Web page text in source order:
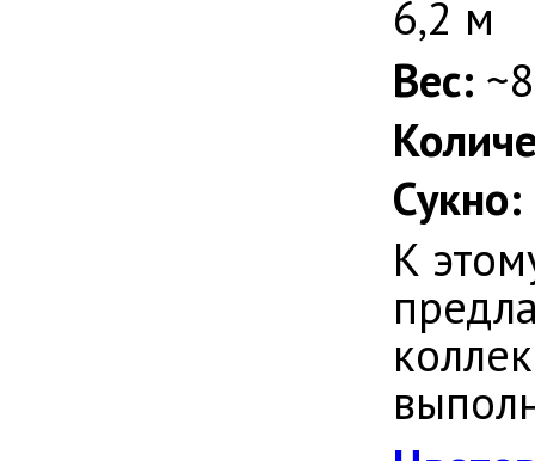
6,2 м
Вес:
Сукно:
К